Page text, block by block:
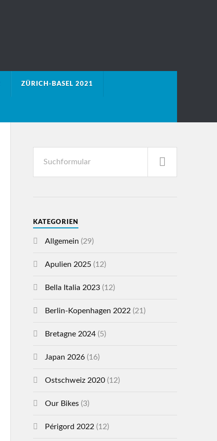
ZÜRICH-BASEL 2021
KATEGORIEN
Allgemein (29)
Apulien 2025(12)
Bella Italia 2023(12)
Berlin-Kopenhagen 2022(21)
Bretagne 2024(5)
Japan 2026(16)
Ostschweiz 2020(12)
Our Bikes(3)
Périgord 2022(12)